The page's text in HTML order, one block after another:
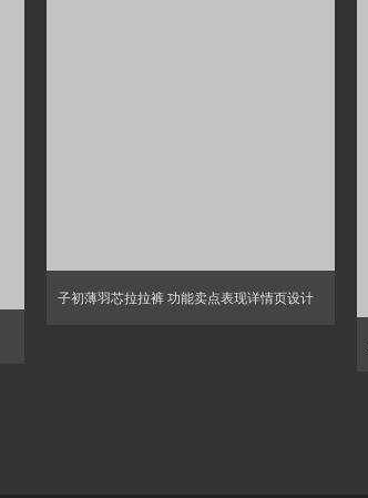
子初薄羽芯拉拉裤 功能卖点表现详情页设计